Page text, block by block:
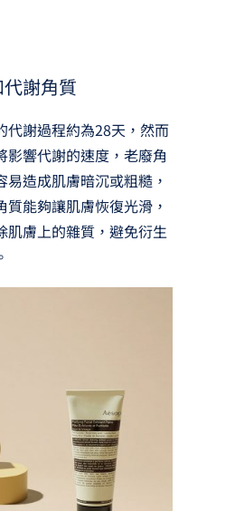
謝角質
代謝過程約為28天，然而
影響代謝的速度，老廢角
易造成肌膚暗沉或粗糙，
能夠讓肌膚恢復光滑，
肌膚上的雜質，避免衍生